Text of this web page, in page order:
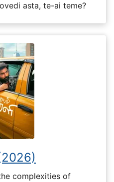
asta, te-ai teme?
complexities of